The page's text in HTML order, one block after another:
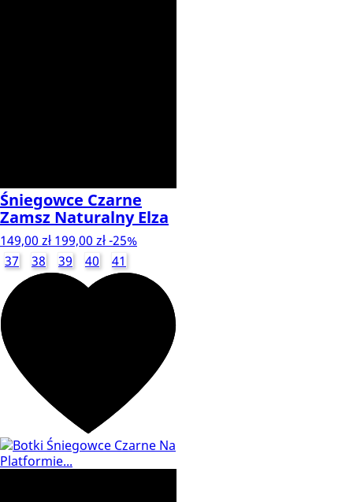
Śniegowce Czarne
Zamsz Naturalny Elza
149,00 zł 199,00 zł-25%
37
38 39 40 41